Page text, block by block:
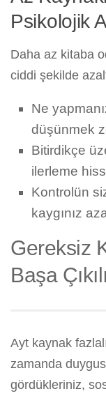
Psikolojik
Daha az kitaba
ciddi şekilde
Ne
düşünmek
Bitirdikçe
ilerleme
Kontrolün
kaygınız
Gereksiz
Başa
Ayt kaynak
zamanda
gördükleriniz,